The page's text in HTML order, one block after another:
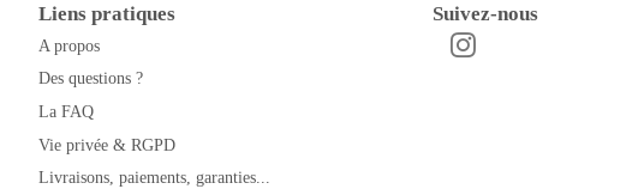
Liens pratiques
A propos
Des questions ?
La FAQ
Vie privée & RGPD
Livraisons, paiements, garanties...
Suivez-nous
FacebookInstagram